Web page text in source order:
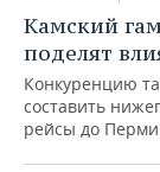
Камский
поделят
Конкуренцию
составить
рейсы до Перми